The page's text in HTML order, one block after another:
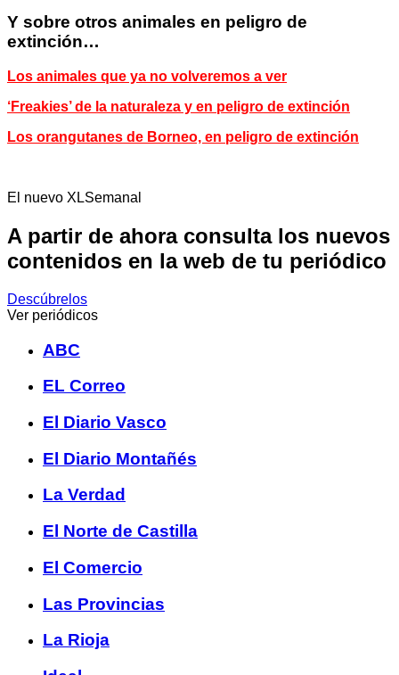
Y sobre otros animales en peligro de
extinción…
Los animales que ya no volveremos a ver
‘Freakies’ de la naturaleza y en peligro de extinción
Los orangutanes de Borneo, en peligro de extinción
El nuevo XLSemanal
A partir de ahora consulta los nuevos
contenidos en la web de tu periódico
Descúbrelos
Ver periódicos
ABC
EL Correo
El Diario Vasco
El Diario Montañés
La Verdad
El Norte de Castilla
El Comercio
Las Provincias
La Rioja